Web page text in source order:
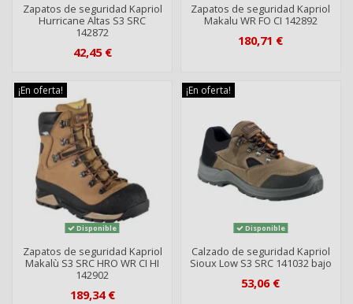
Zapatos de seguridad Kapriol
Hurricane Altas S3 SRC
142872
42,45 €
Zapatos de seguridad Kapriol
Makalu WR FO CI 142892
180,71 €
¡En oferta!
Disponible
Zapatos de seguridad Kapriol
Makalù S3 SRC HRO WR CI HI
142902
189,34 €
¡En oferta!
Disponible
Calzado de seguridad Kapriol
Sioux Low S3 SRC 141032 bajo
53,06 €